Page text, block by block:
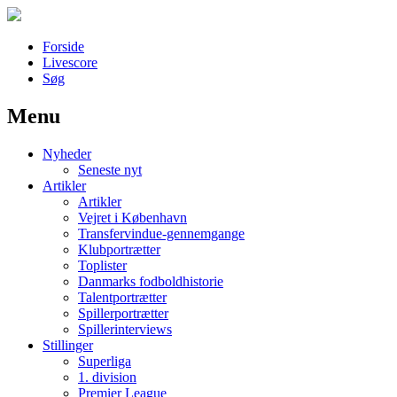
Forside
Livescore
Søg
Наши партнеры
лучшие займы
Menu
Nyheder
Seneste nyt
Artikler
Artikler
Vejret i København
Transfervindue-gennemgange
Klubportrætter
Toplister
Danmarks fodboldhistorie
Talentportrætter
Spillerportrætter
Spillerinterviews
Stillinger
Superliga
1. division
Premier League